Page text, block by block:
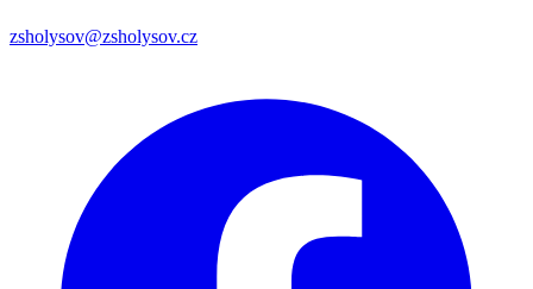
zsholysov@zsholysov.cz